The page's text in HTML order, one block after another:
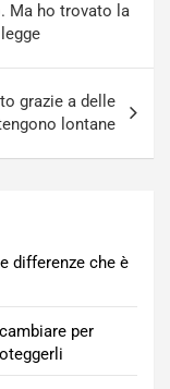
Ma ho trovato la
grazie a delle
lontane
differenze che è
per